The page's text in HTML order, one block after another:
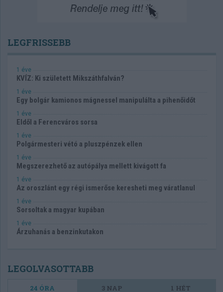
LEGFRISSEBB
1 éve
KVÍZ: Ki született Mikszáthfalván?
1 éve
Egy bolgár kamionos mágnessel manipulálta a pihenőidőt
1 éve
Eldől a Ferencváros sorsa
1 éve
Polgármesteri vétó a pluszpénzek ellen
1 éve
Megszerezhető az autópálya mellett kivágott fa
1 éve
Az oroszlánt egy régi ismerőse keresheti meg váratlanul
1 éve
Sorsoltak a magyar kupában
1 éve
Árzuhanás a benzinkutakon
LEGOLVASOTTABB
24 ÓRA 3 NAP 1 HÉT